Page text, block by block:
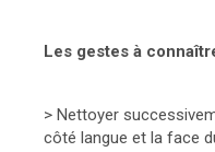
Les gestes à
> Nettoyer
côté langue et la face